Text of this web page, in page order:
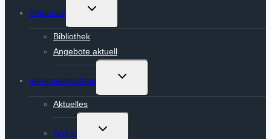
Angebote
Untermenü
Bibliothek
Angebote aktuell
Vereinsaktivitäten
Untermenü
Aktuelles
Archiv
Untermenü